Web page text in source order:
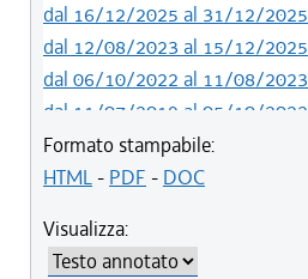
dal 16/12/2025 al 31/12/2025
dal 12/08/2023 al 15/12/2025
dal 06/10/2022 al 11/08/2023
dal 11/07/2019 al 05/10/2022
dal 01/05/2019 al 10/07/2019
dal 12/04/2018 al 30/04/2019
dal 01/01/2018 al 28/03/2018
dal 09/11/2017 al 31/12/2017
Formato stampabile:
HTML- PDF - DOC
Visualizza: